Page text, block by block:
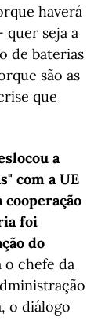
haverá
quer seja a
de baterias
são as
que
a
com a UE
foi
do
o chefe da
o diálogo